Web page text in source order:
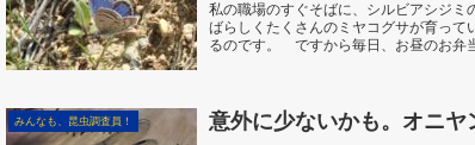
私の職場のすぐそばに、シルビアシジミ
ばらしくたくさんのミヤコグサが育って
るのです。 ですから毎日、お昼のお弁
みんなも、昆虫調査員！ 意外に少ないかも。オニヤ